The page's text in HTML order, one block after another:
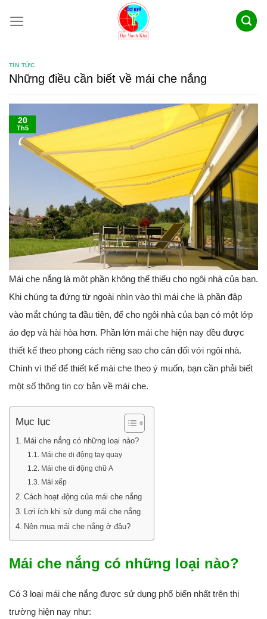
TIN TỨC
Những điều cần biết về mái che nắng
20
Th5
Mái che nắng là một phần không thể thiếu cho ngôi nhà của bạn.
Khi chúng ta đứng từ ngoài nhìn vào thì mái che là phần đập
vào mắt chúng ta đầu tiên, để cho ngôi nhà của bạn có một lớp
áo đẹp và hài hòa hơn. Phần lớn mái che hiện nay đều được
thiết kế theo phong cách riêng sao cho cân đối với ngôi nhà.
Chính vì thế để thiết kế mái che theo ý muốn, bạn cần phải biết
một số thông tin cơ bản về mái che.
Mục lục
Mái che nắng có những loại nào?
Mái che di động tay quay
Mái che di động chữ A
Mái xếp
Cách hoạt động của mái che nắng
Lợi ích khi sử dụng mái che nắng
Nên mua mái che nắng ở đâu?
Mái che nắng có những loại nào?
Có 3 loại mái che nắng được sử dụng phổ biến nhất trên thị
trường hiện nay như: